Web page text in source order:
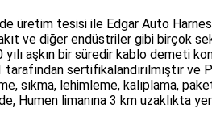
üretim tesisi ile Edgar Auto
ve diğer endüstriler gibi birçok
yılı aşkın bir süredir kablo demeti
sertifikalandırılmıştır ve
sıkma, lehimleme, kalıplama,
Humen limanına 3 km uzaklıkta